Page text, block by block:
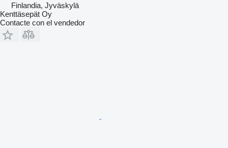
Finlandia, Jyväskylä
Kenttäsepät Oy
Contacte con el vendedor